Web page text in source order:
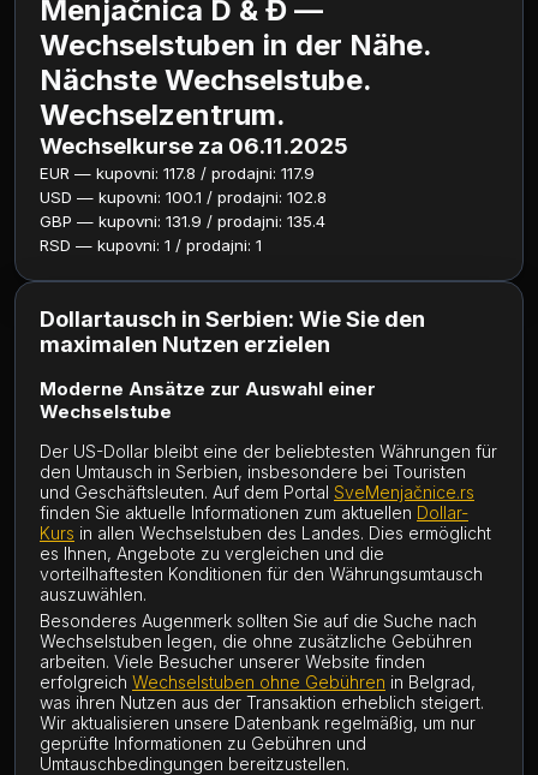
Menjačnica D & Đ —
Wechselstuben in der Nähe.
Nächste Wechselstube.
Wechselzentrum.
Wechselkurse za 06.11.2025
EUR — kupovni: 117.8 / prodajni: 117.9
USD — kupovni: 100.1 / prodajni: 102.8
GBP — kupovni: 131.9 / prodajni: 135.4
RSD — kupovni: 1 / prodajni: 1
Dollartausch in Serbien: Wie Sie den
maximalen Nutzen erzielen
Moderne Ansätze zur Auswahl einer
Wechselstube
Der US-Dollar bleibt eine der beliebtesten Währungen für
den Umtausch in Serbien, insbesondere bei Touristen
und Geschäftsleuten. Auf dem Portal SveMenjačnice.rs
finden Sie aktuelle Informationen zum aktuellen Dollar-
Kurs in allen Wechselstuben des Landes. Dies ermöglicht
es Ihnen, Angebote zu vergleichen und die
vorteilhaftesten Konditionen für den Währungsumtausch
auszuwählen.
Besonderes Augenmerk sollten Sie auf die Suche nach
Wechselstuben legen, die ohne zusätzliche Gebühren
arbeiten. Viele Besucher unserer Website finden
erfolgreich Wechselstuben ohne Gebühren in Belgrad,
was ihren Nutzen aus der Transaktion erheblich steigert.
Wir aktualisieren unsere Datenbank regelmäßig, um nur
geprüfte Informationen zu Gebühren und
Umtauschbedingungen bereitzustellen.